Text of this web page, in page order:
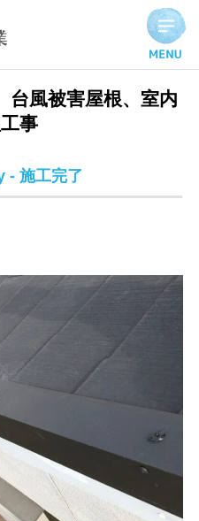
、室内修理工事 | 施工完了
風被害屋根、室内
事
- 施工完了